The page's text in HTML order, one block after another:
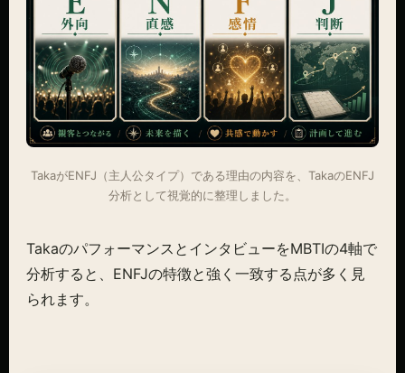
TakaがENFJ（主人公タイプ）である理由の内容を、TakaのENFJ
分析として視覚的に整理しました。
TakaのパフォーマンスとインタビューをMBTIの4軸で
分析すると、ENFJの特徴と強く一致する点が多く見
られます。